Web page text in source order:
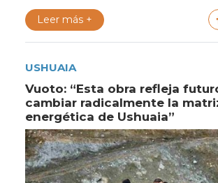
Leer más +
USHUAIA
Vuoto: “Esta obra refleja
cambiar radicalmente la
energética de Ushuaia”